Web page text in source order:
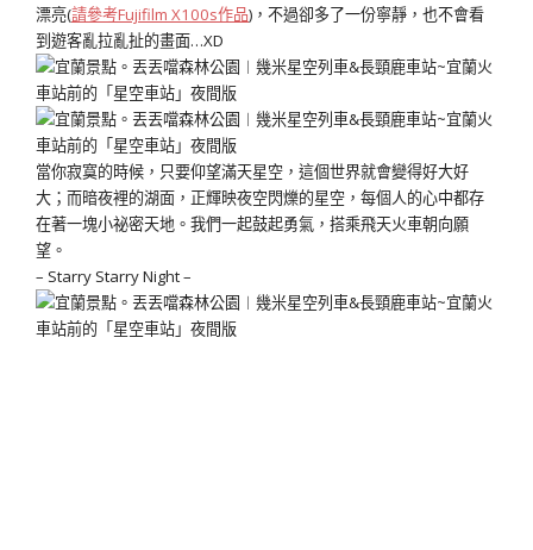
漂亮(請參考Fujifilm X100s作品)，不過卻多了一份寧靜，也不會看
到遊客亂拉亂扯的畫面…XD
當你寂寞的時候，只要仰望滿天星空，這個世界就會變得好大好
大；而暗夜裡的湖面，正輝映夜空閃爍的星空，每個人的心中都存
在著一塊小祕密天地。我們一起鼓起勇氣，搭乘飛天火車朝向願
望。
– Starry Starry Night –